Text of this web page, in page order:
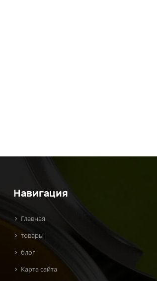
Навигация
Главная
товары
блог
Карта сайта